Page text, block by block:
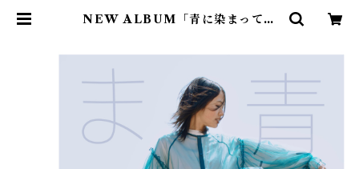
NEW ALBUM「青に染まって」